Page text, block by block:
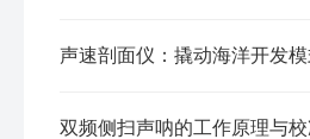
双频侧扫声呐的工作原理与